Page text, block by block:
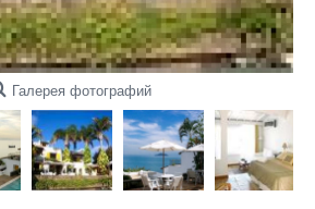
Галерея фотографий